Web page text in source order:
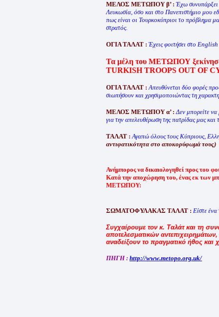
ΜΕΛΟΣ ΜΕΤΩΠΟΥ β’ : Έχω
Λευκωσία, όσο και στο Πανεπιστήμιο μου
πως είναι οι Τουρκοκύπριοι το πρόβλημα
στρατός.
ΟΓΙΑ ΤΑΛΑΤ : Έχεις φοιτήσει στο English
Τα μέλη του ΜΕΤΩΠΟΥ
TURKISH TROOPS OUT OF
ΟΓΙΑ ΤΑΛΑΤ :Απευθύνεται δύο φορές
σιωπήσουν και χρησιμοποιώντας τη
ΜΕΛΟΣ ΜΕΤΩΠΟΥ α’ :Δεν μπορείτε
για την απελευθέρωση της πατρίδας μας
ΤΑΛΑΤ :Αγαπώ όλους τους Κύπριους,
αντιφατικότητα στο αποκορύφωμά τους)
Ανήμπορος να δικαιολογηθεί προς του
Κατά την αποχώρηση του, ένας εκ των
ΜΕΤΩΠΟΥ:
ΣΩΜΑΤΟΦΥΛΑΚΑΣ ΤΑΛΑΤ : Είστε
Συγχαίρουμε τον κ. Ταλάτ και τη
αποτελεσματικών
αναδείξουν το πραγματικό ήθος και
ΠΗΓΗ : http://www.metopo.org.uk/